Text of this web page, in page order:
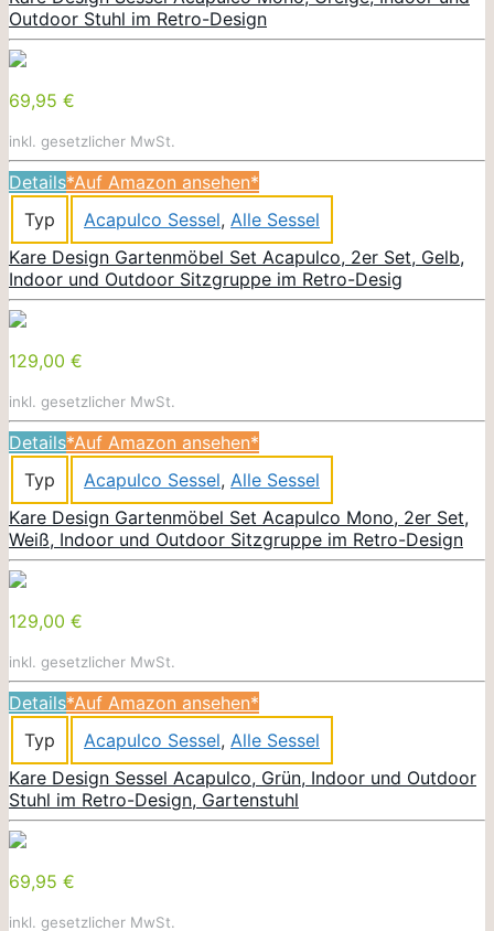
Outdoor Stuhl im Retro-Design
69,95 €
inkl. gesetzlicher MwSt.
Details*Auf Amazon ansehen*
Typ
Acapulco Sessel, Alle Sessel
Kare Design Gartenmöbel Set Acapulco, 2er Set, Gelb,
Indoor und Outdoor Sitzgruppe im Retro-Desig
129,00 €
inkl. gesetzlicher MwSt.
Details*Auf Amazon ansehen*
Typ
Acapulco Sessel, Alle Sessel
Kare Design Gartenmöbel Set Acapulco Mono, 2er Set,
Weiß, Indoor und Outdoor Sitzgruppe im Retro-Design
129,00 €
inkl. gesetzlicher MwSt.
Details*Auf Amazon ansehen*
Typ
Acapulco Sessel, Alle Sessel
Kare Design Sessel Acapulco, Grün, Indoor und Outdoor
Stuhl im Retro-Design, Gartenstuhl
69,95 €
inkl. gesetzlicher MwSt.